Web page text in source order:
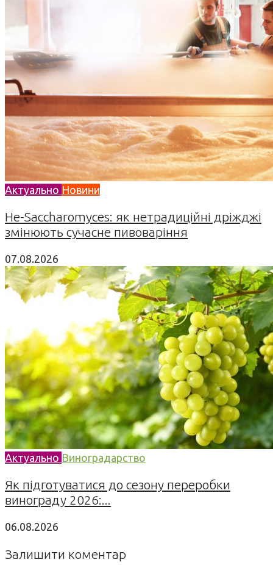
Актуально Новини
Не-Saccharomyces: як нетрадиційні дріжджі
змінюють сучасне пивоваріння
07.08.2026
Актуально Виноградарство
Як підготуватися до сезону переробки
винограду 2026:...
06.08.2026
Залишити коментар